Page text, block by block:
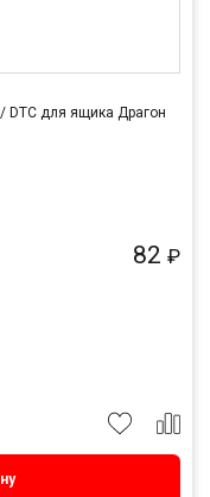
DTC для ящика Драгон
82 ₽